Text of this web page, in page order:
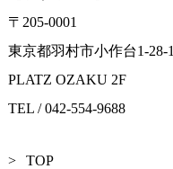
〒205-0001
東京都羽村市小作台1-28-1
PLATZ OZAKU 2F
TEL / 042-554-9688
TOP